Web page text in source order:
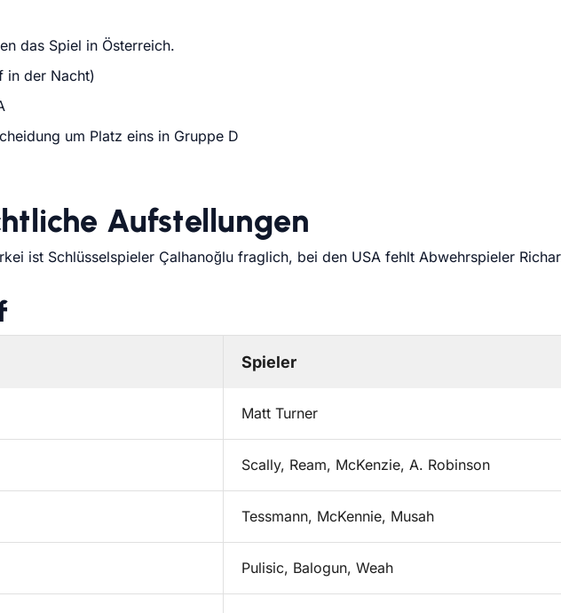
das Spiel in Österreich.
in der Nacht)
um Platz eins in Gruppe D
Aufstellungen
ist Schlüsselspieler Çalhanoğlu fraglich, bei den USA fehlt Abwehrspieler
Spieler
Matt Turner
Scally, Ream, McKenzie, A. Robinson
Tessmann, McKennie, Musah
Pulisic, Balogun, Weah